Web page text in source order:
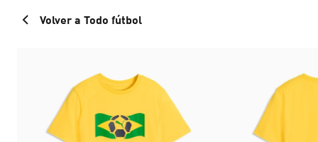
Volver a Todo fútbol